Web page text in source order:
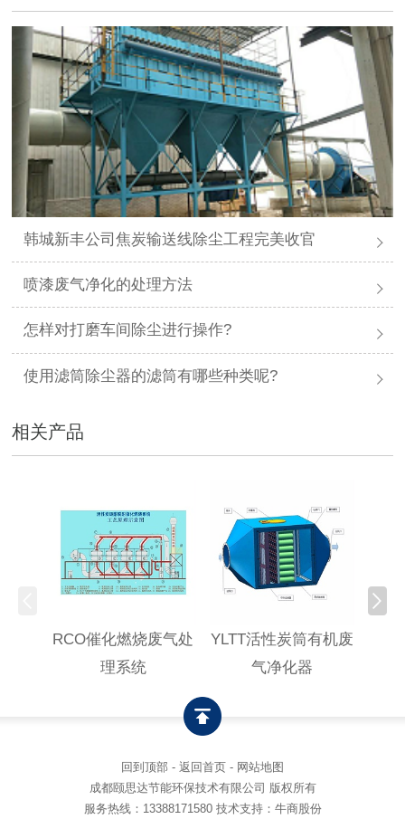
韩城新丰公司焦炭输送线除尘工程完美收官
喷漆废气净化的处理方法
怎样对打磨车间除尘进行操作?
使用滤筒除尘器的滤筒有哪些种类呢?
相关产品
RCO催化燃烧废气处
理系统
YLTT活性炭筒有机废
气净化器
回到顶部 - 返回首页 - 网站地图
成都颐思达节能环保技术有限公司 版权所有
服务热线： 13388171580 技术支持：牛商股份